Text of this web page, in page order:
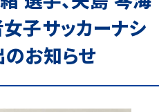
子サッカーナシ
のお知らせ